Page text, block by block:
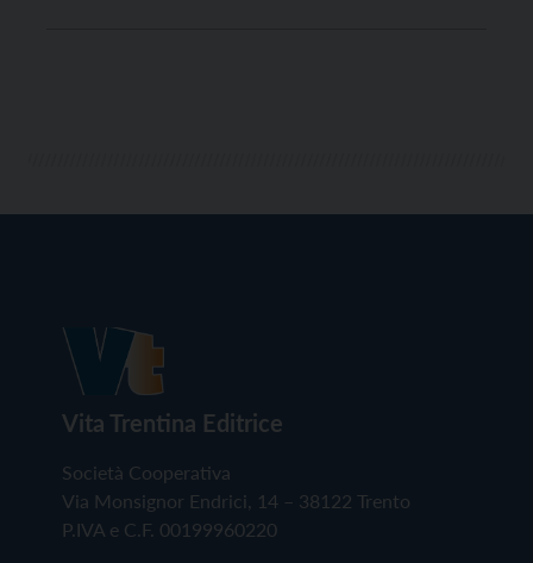
Vita Trentina Editrice
Società Cooperativa
Via Monsignor Endrici, 14 – 38122 Trento
P.IVA e C.F. 00199960220